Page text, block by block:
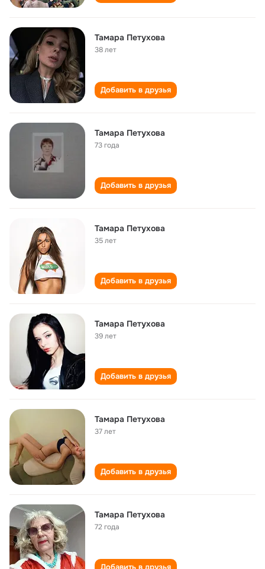
Тамара Петухова
38 лет
Добавить в друзья
Тамара Петухова
73 года
Добавить в друзья
Тамара Петухова
35 лет
Добавить в друзья
Тамара Петухова
39 лет
Добавить в друзья
Тамара Петухова
37 лет
Добавить в друзья
Тамара Петухова
72 года
Добавить в друзья